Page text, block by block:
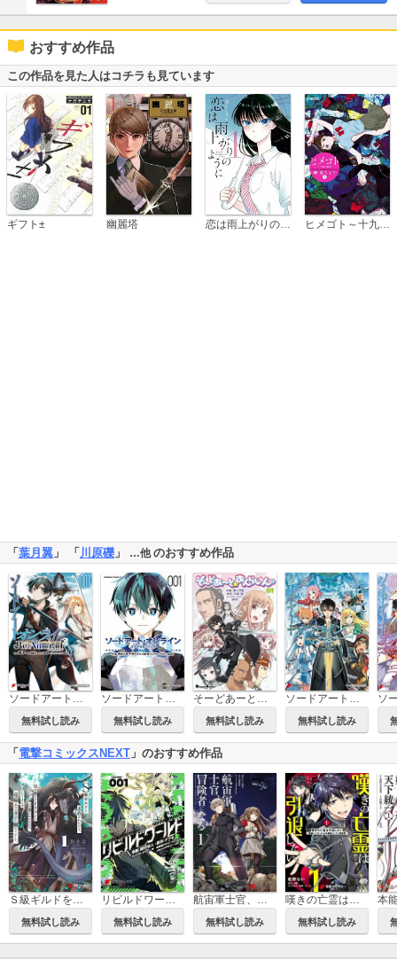
おすすめ作品
この作品を見た人はコチラも見ています
ギフト± 幽麗塔 ヒメゴト～十九歳の制服～
「葉月翼 」 「川原礫 」 …他のおすすめ作品
ソードアート・オンライン Re:Aincrad
無料試し読み
ソードアート・オンライン ユナイタル・リング
無料試し読み
そーどあーと☆おんらいん。
無料試し読み
ソードアート・オンライン キャリバー
無料試し読み
「 電撃コミックスNEXT 」のおすすめ作品
Ｓ級ギルドを追放されたけど、実は俺だけドラゴンの言葉がわかるので、気付いたときには竜騎士の頂点を極めてました。
無料試し読み
リビルドワールド
無料試し読み
航宙軍士官、冒険者になる
無料試し読み
嘆きの亡霊は引退したい ～最弱ハンターによる最強パーティ育成術～
無料試し読み